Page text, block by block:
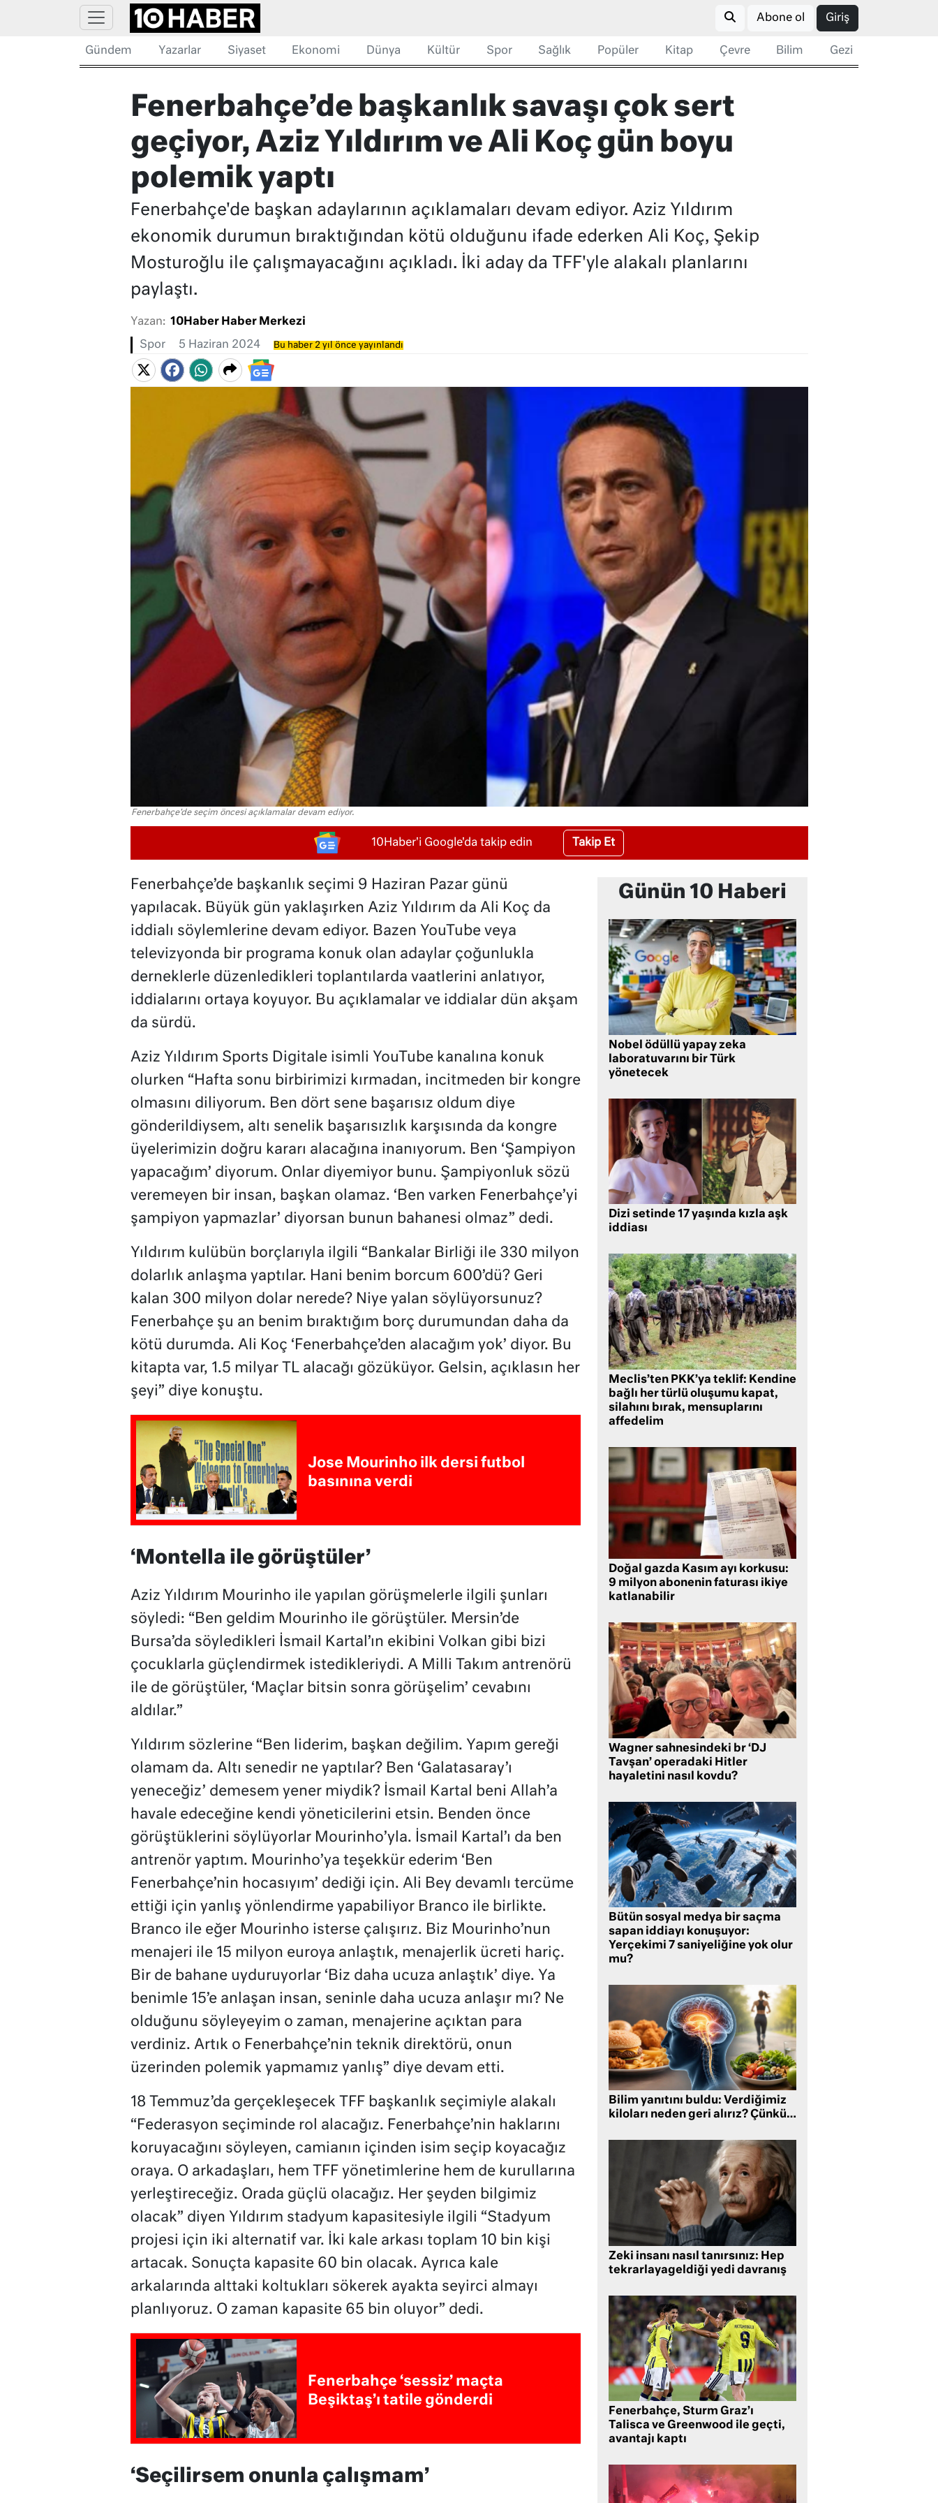
Abone ol Giriş
Gündem Yazarlar Siyaset Ekonomi Dünya Kültür Spor Sağlık Popüler Kitap Çevre Bilim Gezi
Fenerbahçe’de başkanlık savaşı çok sert
geçiyor, Aziz Yıldırım ve Ali Koç gün boyu
polemik yaptı
Fenerbahçe'de başkan adaylarının açıklamaları devam ediyor. Aziz Yıldırım
ekonomik durumun bıraktığından kötü olduğunu ifade ederken Ali Koç, Şekip
Mosturoğlu ile çalışmayacağını açıkladı. İki aday da TFF'yle alakalı planlarını
paylaştı.
Yazan: 10Haber Haber Merkezi
Spor 5 Haziran 2024 Bu haber 2 yıl önce yayınlandı
Fenerbahçe'de seçim öncesi açıklamalar devam ediyor.
10Haber'i Google'da takip edin Takip Et
Fenerbahçe’de başkanlık seçimi 9 Haziran Pazar günü
yapılacak. Büyük gün yaklaşırken Aziz Yıldırım da Ali Koç da
iddialı söylemlerine devam ediyor. Bazen YouTube veya
televizyonda bir programa konuk olan adaylar çoğunlukla
derneklerle düzenledikleri toplantılarda vaatlerini anlatıyor,
iddialarını ortaya koyuyor. Bu açıklamalar ve iddialar dün akşam
da sürdü.
Aziz Yıldırım Sports Digitale isimli YouTube kanalına konuk
olurken “Hafta sonu birbirimizi kırmadan, incitmeden bir kongre
olmasını diliyorum. Ben dört sene başarısız oldum diye
gönderildiysem, altı senelik başarısızlık karşısında da kongre
üyelerimizin doğru kararı alacağına inanıyorum. Ben ‘Şampiyon
yapacağım’ diyorum. Onlar diyemiyor bunu. Şampiyonluk sözü
veremeyen bir insan, başkan olamaz. ‘Ben varken Fenerbahçe’yi
şampiyon yapmazlar’ diyorsan bunun bahanesi olmaz” dedi.
Yıldırım kulübün borçlarıyla ilgili “Bankalar Birliği ile 330 milyon
dolarlık anlaşma yaptılar. Hani benim borcum 600’dü? Geri
kalan 300 milyon dolar nerede? Niye yalan söylüyorsunuz?
Fenerbahçe şu an benim bıraktığım borç durumundan daha da
kötü durumda. Ali Koç ‘Fenerbahçe’den alacağım yok’ diyor. Bu
kitapta var, 1.5 milyar TL alacağı gözüküyor. Gelsin, açıklasın her
şeyi” diye konuştu.
Jose Mourinho ilk dersi futbol
basınına verdi
‘Montella ile görüştüler’
Aziz Yıldırım Mourinho ile yapılan görüşmelerle ilgili şunları
söyledi: “Ben geldim Mourinho ile görüştüler. Mersin’de
Bursa’da söyledikleri İsmail Kartal’ın ekibini Volkan gibi bizi
çocuklarla güçlendirmek istedikleriydi. A Milli Takım antrenörü
ile de görüştüler, ‘Maçlar bitsin sonra görüşelim’ cevabını
aldılar.”
Yıldırım sözlerine “Ben liderim, başkan değilim. Yapım gereği
olamam da. Altı senedir ne yaptılar? Ben ‘Galatasaray’ı
yeneceğiz’ demesem yener miydik? İsmail Kartal beni Allah’a
havale edeceğine kendi yöneticilerini etsin. Benden önce
görüştüklerini söylüyorlar Mourinho’yla. İsmail Kartal’ı da ben
antrenör yaptım. Mourinho’ya teşekkür ederim ‘Ben
Fenerbahçe’nin hocasıyım’ dediği için. Ali Bey devamlı tercüme
ettiği için yanlış yönlendirme yapabiliyor Branco ile birlikte.
Branco ile eğer Mourinho isterse çalışırız. Biz Mourinho’nun
menajeri ile 15 milyon euroya anlaştık, menajerlik ücreti hariç.
Bir de bahane uyduruyorlar ‘Biz daha ucuza anlaştık’ diye. Ya
benimle 15’e anlaşan insan, seninle daha ucuza anlaşır mı? Ne
olduğunu söyleyeyim o zaman, menajerine açıktan para
verdiniz. Artık o Fenerbahçe’nin teknik direktörü, onun
üzerinden polemik yapmamız yanlış” diye devam etti.
18 Temmuz’da gerçekleşecek TFF başkanlık seçimiyle alakalı
“Federasyon seçiminde rol alacağız. Fenerbahçe’nin haklarını
koruyacağını söyleyen, camianın içinden isim seçip koyacağız
oraya. O arkadaşları, hem TFF yönetimlerine hem de kurullarına
yerleştireceğiz. Orada güçlü olacağız. Her şeyden bilgimiz
olacak” diyen Yıldırım stadyum kapasitesiyle ilgili “Stadyum
projesi için iki alternatif var. İki kale arkası toplam 10 bin kişi
artacak. Sonuçta kapasite 60 bin olacak. Ayrıca kale
arkalarında alttaki koltukları sökerek ayakta seyirci almayı
planlıyoruz. O zaman kapasite 65 bin oluyor” dedi.
Fenerbahçe ‘sessiz’ maçta
Beşiktaş’ı tatile gönderdi
‘Seçilirsem onunla çalışmam’
Günün 10 Haberi
Nobel ödüllü yapay zeka
laboratuvarını bir Türk
yönetecek
Dizi setinde 17 yaşında kızla aşk
iddiası
Meclis’ten PKK’ya teklif: Kendine
bağlı her türlü oluşumu kapat,
silahını bırak, mensuplarını
affedelim
Doğal gazda Kasım ayı korkusu:
9 milyon abonenin faturası ikiye
katlanabilir
Wagner sahnesindeki br ‘DJ
Tavşan’ operadaki Hitler
hayaletini nasıl kovdu?
Bütün sosyal medya bir saçma
sapan iddiayı konuşuyor:
Yerçekimi 7 saniyeliğine yok olur
mu?
Bilim yanıtını buldu: Verdiğimiz
kiloları neden geri alırız? Çünkü…
Zeki insanı nasıl tanırsınız: Hep
tekrarlayageldiği yedi davranış
Fenerbahçe, Sturm Graz’ı
Talisca ve Greenwood ile geçti,
avantajı kaptı